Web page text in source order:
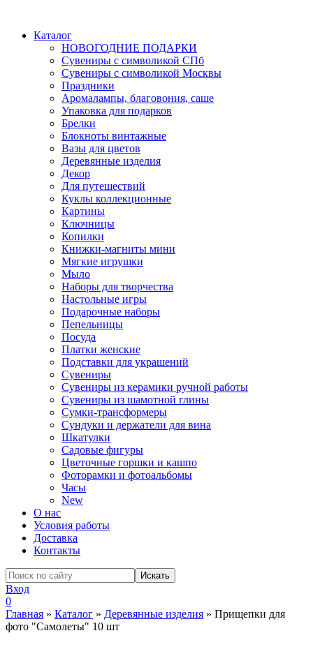
Каталог
НОВОГОДНИЕ ПОДАРКИ
Сувениры с символикой СПб
Сувениры с символикой Москвы
Праздники
Аромалампы, благовония, саше
Упаковка для подарков
Брелки
Блокноты винтажные
Вазы для цветов
Деревянные изделия
Декор
Для путешествий
Куклы коллекционные
Картины
Ключницы
Копилки
Книжки-магниты мини
Мягкие игрушки
Мыло
Наборы для творчества
Настольные игры
Подарочные наборы
Пепельницы
Посуда
Платки женские
Подставки для украшений
Сувениры
Сувениры из керамики ручной работы
Сувениры из шамотной глины
Сумки-трансформеры
Сундуки и держатели для вина
Шкатулки
Садовые фигуры
Цветочные горшки и кашпо
Фоторамки и фотоальбомы
Часы
New
О нас
Условия работы
Доставка
Контакты
Вход
0
Главная » Каталог » Деревянные изделия » Прищепки для
фото "Самолеты" 10 шт